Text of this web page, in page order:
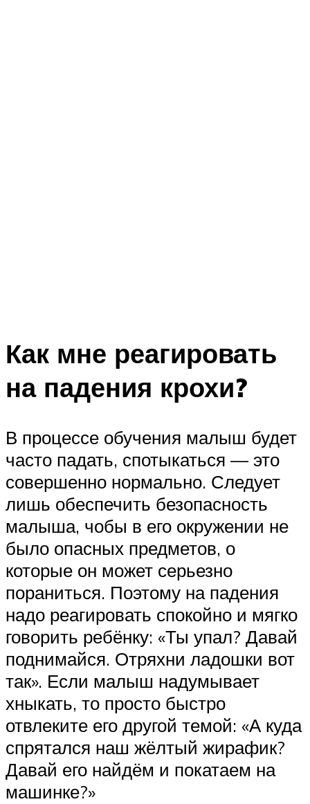
Как мне реагировать
на падения крохи?
В процессе обучения малыш будет
часто падать, спотыкаться — это
совершенно нормально. Следует
лишь обеспечить безопасность
малыша, чобы в его окружении не
было опасных предметов, о
которые он может серьезно
пораниться. Поэтому на падения
надо реагировать спокойно и мягко
говорить ребёнку: «Ты упал? Давай
поднимайся. Отряхни ладошки вот
так». Если малыш надумывает
хныкать, то просто быстро
отвлеките его другой темой: «А куда
спрятался наш жёлтый жирафик?
Давай его найдём и покатаем на
машинке?»